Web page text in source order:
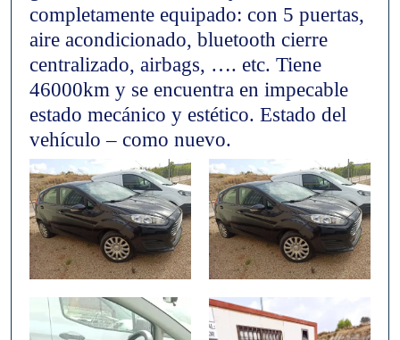
completamente equipado: con 5 puertas,
aire acondicionado, bluetooth cierre
centralizado, airbags, …. etc. Tiene
46000km y se encuentra en impecable
estado mecánico y estético. Estado del
vehículo – como nuevo.